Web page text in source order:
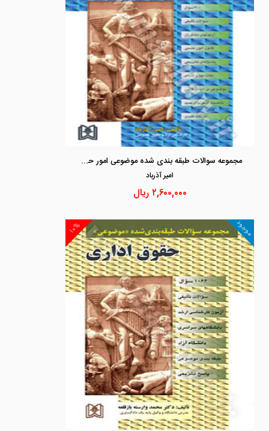
مجموعه سوالات طبقه بندی شده موضوعی امور حسبی
امير آذرباد
۲,۶۰۰,۰۰۰ریال
۱۰% موجود